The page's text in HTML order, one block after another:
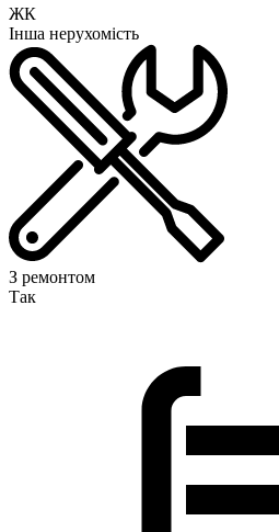
ЖК
Інша нерухомість
З ремонтом
Так